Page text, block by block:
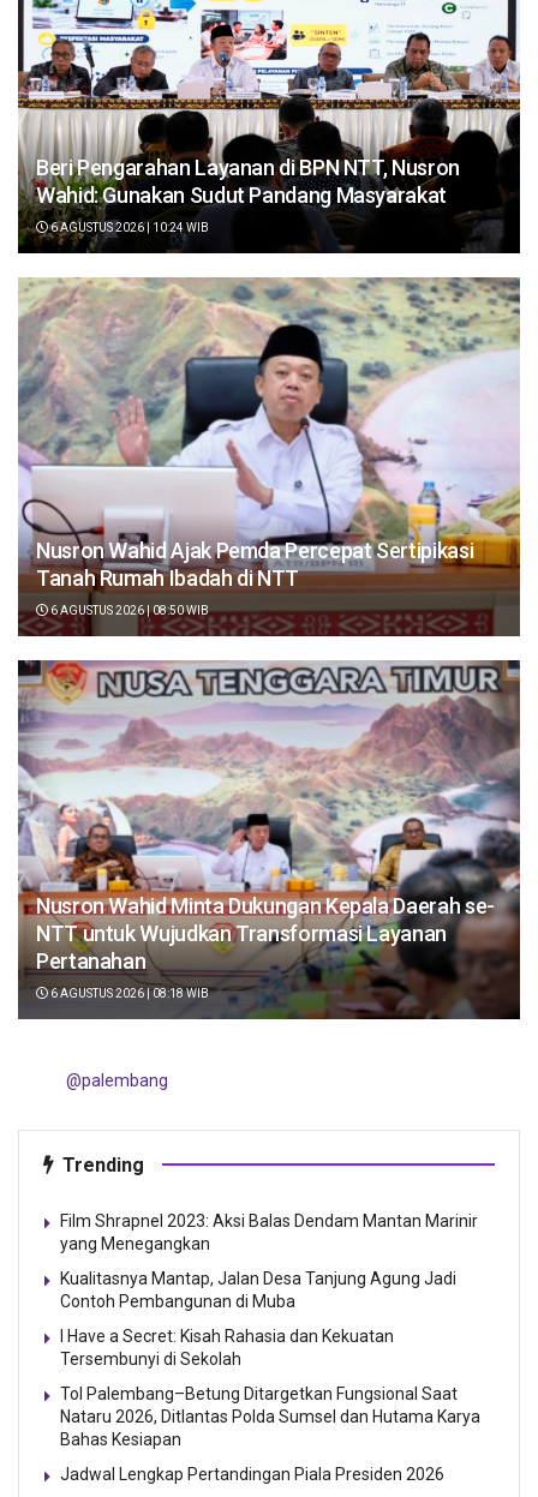
Beri Pengarahan Layanan di BPN NTT, Nusron
Wahid: Gunakan Sudut Pandang Masyarakat
6 AGUSTUS 2026 | 10:24 WIB
Nusron Wahid Ajak Pemda Percepat Sertipikasi
Tanah Rumah Ibadah di NTT
6 AGUSTUS 2026 | 08:50 WIB
Nusron Wahid Minta Dukungan Kepala Daerah se-
NTT untuk Wujudkan Transformasi Layanan
Pertanahan
6 AGUSTUS 2026 | 08:18 WIB
@palembang
Trending
Film Shrapnel 2023: Aksi Balas Dendam Mantan Marinir
yang Menegangkan
Kualitasnya Mantap, Jalan Desa Tanjung Agung Jadi
Contoh Pembangunan di Muba
I Have a Secret: Kisah Rahasia dan Kekuatan
Tersembunyi di Sekolah
Tol Palembang–Betung Ditargetkan Fungsional Saat
Nataru 2026, Ditlantas Polda Sumsel dan Hutama Karya
Bahas Kesiapan
Jadwal Lengkap Pertandingan Piala Presiden 2026